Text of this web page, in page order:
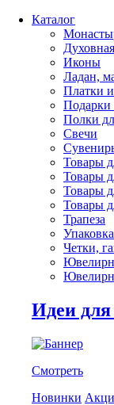
Каталог
Иконы
Ладан,
Платки
Подарки
Полки
Свечи
Товары
Товары
Товары
Товары
Трапеза
Упаковка
Четки,
Идеи для
Смотреть
Новинки